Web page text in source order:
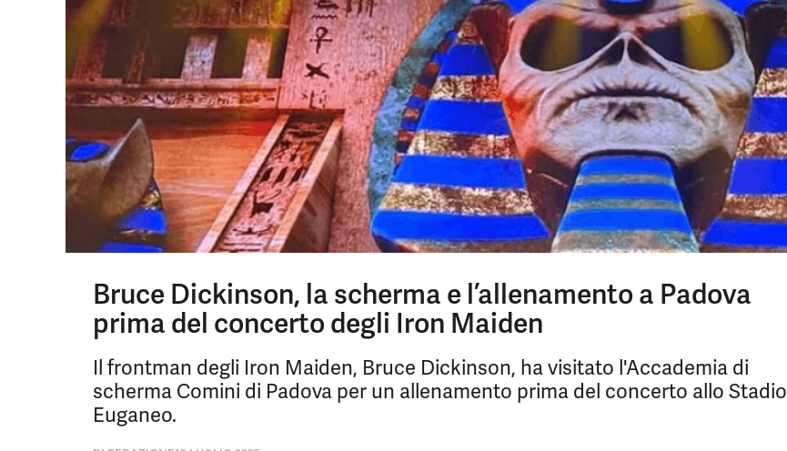
Bruce Dickinson, la scherma e l’allenamento a Padova
prima del concerto degli Iron Maiden
Il frontman degli Iron Maiden, Bruce Dickinson, ha visitato l'Accademia di
scherma Comini di Padova per un allenamento prima del concerto allo Stadio
Euganeo.